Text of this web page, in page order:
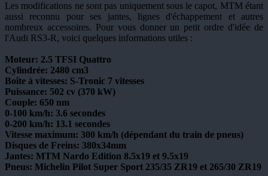
Les modifications ne sont pas uniquement sous le capot, MTM étant
aussi reconnu pour ses jantes, lignes d'échappement et autres
nombreux accessoires. Pour vous donner un petit ordre d'idée de
l'Audi RS3-R, voici quelques informations utiles :
Moteur: 2.5 TFSI Quattro
Cylindrée: 2480 cm3
Boîte à vitesses: S-Tronic 7 vitesses
Puissance: 502 cv (370 kW)
Couple: 650 nm
0-100 km/h: 3.6 secondes
0-200 km/h: 13.1 secondes
Vitesse maximum: 300 km/h (dépendant du train de pneus)
Disques de Freins: 380x34mm
Jantes: MTM Nardo Edition 8.5x19 et 9.5x19
Pneus: Michelin Pilot Super Sport 235/35 ZR19 et 265/30 ZR19